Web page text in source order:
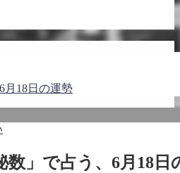
月18日の運勢
数」で占う、6月18日